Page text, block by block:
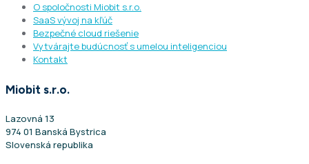
O spoločnosti Miobit s.r.o.
SaaS vývoj na kľúč
Bezpečné cloud riešenie
Vytvárajte budúcnosť s umelou inteligenciou
Kontakt
Miobit s.r.o.
Lazovná 13
974 01 Banská Bystrica
Slovenská republika